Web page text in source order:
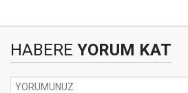
HABERE YORUM KAT